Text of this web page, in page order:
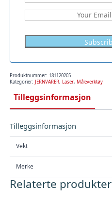
Produktnummer: 181120205
Kategorier: JERNVARER, Laser, Måleverktøy
Tilleggsinformasjon
Tilleggsinformasjon
Vekt
Merke
Relaterte produkter